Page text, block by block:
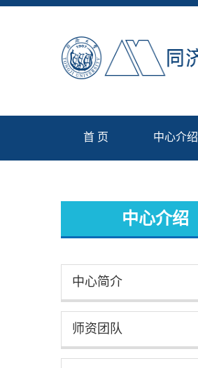
首 页 中心介绍
中心介绍
中心简介
师资团队